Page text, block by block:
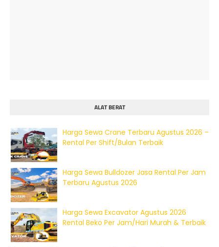
ALAT BERAT
Harga Sewa Crane Terbaru Agustus 2026 –
Rental Per Shift/Bulan Terbaik
Harga Sewa Bulldozer Jasa Rental Per Jam
Terbaru Agustus 2026
Harga Sewa Excavator Agustus 2026
Rental Beko Per Jam/Hari Murah & Terbaik